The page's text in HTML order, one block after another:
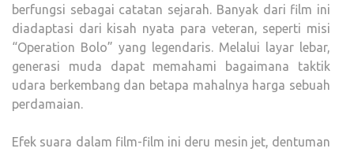
berfungsi sebagai catatan sejarah. Banyak dari film ini
diadaptasi dari kisah nyata para veteran, seperti misi
“Operation Bolo” yang legendaris. Melalui layar lebar,
generasi muda dapat memahami bagaimana taktik
udara berkembang dan betapa mahalnya harga sebuah
perdamaian.
Efek suara dalam film-film ini deru mesin jet, dentuman